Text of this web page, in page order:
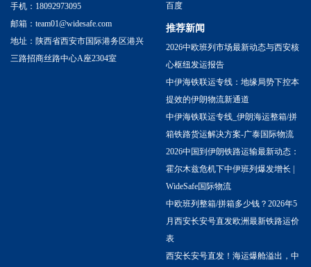
手机：18092973095
邮箱：team01@widesafe.com
地址：陕西省西安市国际港务区港兴
三路招商丝路中心A座2304室
百度
推荐新闻
2026中欧班列市场最新动态与西安核
心枢纽发运报告
中伊海铁联运专线：地缘局势下控本
提效的伊朗物流新通道
中伊海铁联运专线_伊朗海运整箱/拼
箱铁路货运解决方案-广泰国际物流
2026中国到伊朗铁路运输最新动态：
霍尔木兹危机下中伊班列爆发增长 |
WideSafe国际物流
中欧班列整箱/拼箱多少钱？2026年5
月西安长安号直发欧洲最新铁路运价
表
西安长安号直发！海运爆舱溢出，中